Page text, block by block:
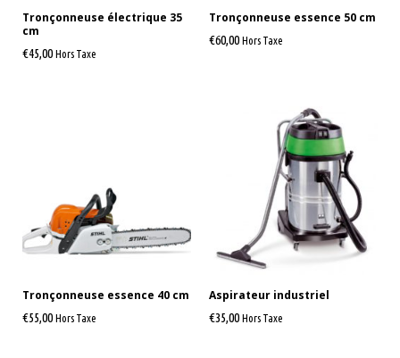
Tronçonneuse électrique 35
cm
€45,00 Hors Taxe
Tronçonneuse essence 50 cm
€60,00 Hors Taxe
Tronçonneuse essence 40 cm
€55,00 Hors Taxe
Aspirateur industriel
€35,00 Hors Taxe